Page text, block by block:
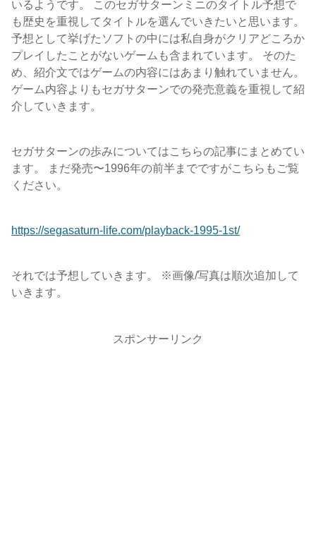
いるようです。 このセガサターンミニのタイトル予想で
も歴史を重視してタイトルを選んでいきたいと思います。
予想として挙げたソフトの中には私自身がクリアどころか
プレイしたことがないゲームも含まれています。 そのた
め、紹介文ではゲームの内容にはあまり触れていません。
ゲーム内容よりもセガサターンでの発売意義を重視して紹
介していきます。
セガサターンの歩みについてはこちらの記事にまとめてい
ます。 まだ発売〜1996年の前半までですがこちらもご覧
ください。
https://segasaturn-life.com/playback-1995-1st/
それでは予想していきます。 ※画像/写真は順次追加して
いきます。
スポンサーリンク